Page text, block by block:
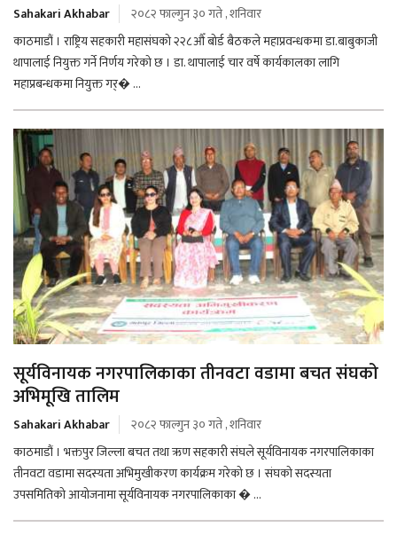
Sahakari Akhabar
२०८२ फाल्गुन ३० गते , शनिवार
काठमाडौं । राष्ट्रिय सहकारी महासंघको २२८औँ बोर्ड बैठकले महाप्रवन्धकमा डा.बाबुकाजी
थापालाई नियुक्त गर्ने निर्णय गरेको छ । डा. थापालाई चार वर्षे कार्यकालका लागि
महाप्रबन्धकमा नियुक्त गर्� ...
सूर्यविनायक नगरपालिकाका तीनवटा वडामा बचत संघको
अभिमूखि तालिम
Sahakari Akhabar
२०८२ फाल्गुन ३० गते , शनिवार
काठमाडौं । भक्तपुर जिल्ला बचत तथा ऋण सहकारी संघले सूर्यविनायक नगरपालिकाका
तीनवटा वडामा सदस्यता अभिमुखीकरण कार्यक्रम गरेको छ । संघको सदस्यता
उपसमितिको आयोजनामा सूर्यविनायक नगरपालिकाका � ...